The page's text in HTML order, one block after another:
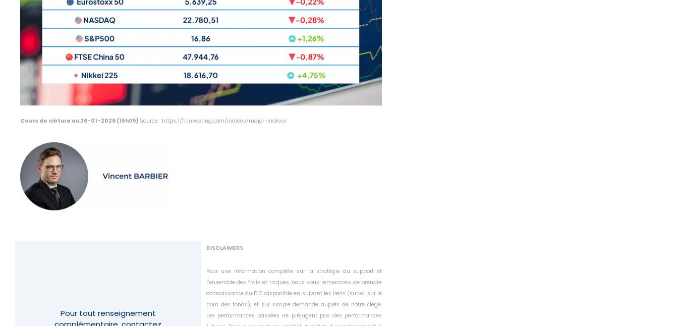
Cours de clôture au 26-01-2026 (15h05) Source : https://fr.investing.com/indices/major-indices
Pour tout renseignement
DISCLAIMERS
Pour une information complète sur la stratégie du support et
l’ensemble des frais et risques, nous vous remercions de prendre
connaissance du DIC disponible en suivant les liens (survol sur le
nom des fonds), et sur simple demande auprès de notre siège.
Les performances passées ne préjugent pas des performances